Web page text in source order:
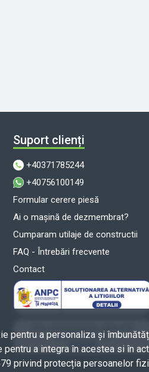
Suport clienți
+40371785244
+40756100149
Formular cerere piesă
Ai o mașină de dezmembrat?
Cumparam utilaje de constructii
FAQ - Întrebări frecvente
Contact
pentru a personaliza și
a integra în acestea si în
privind protecția persoanelor